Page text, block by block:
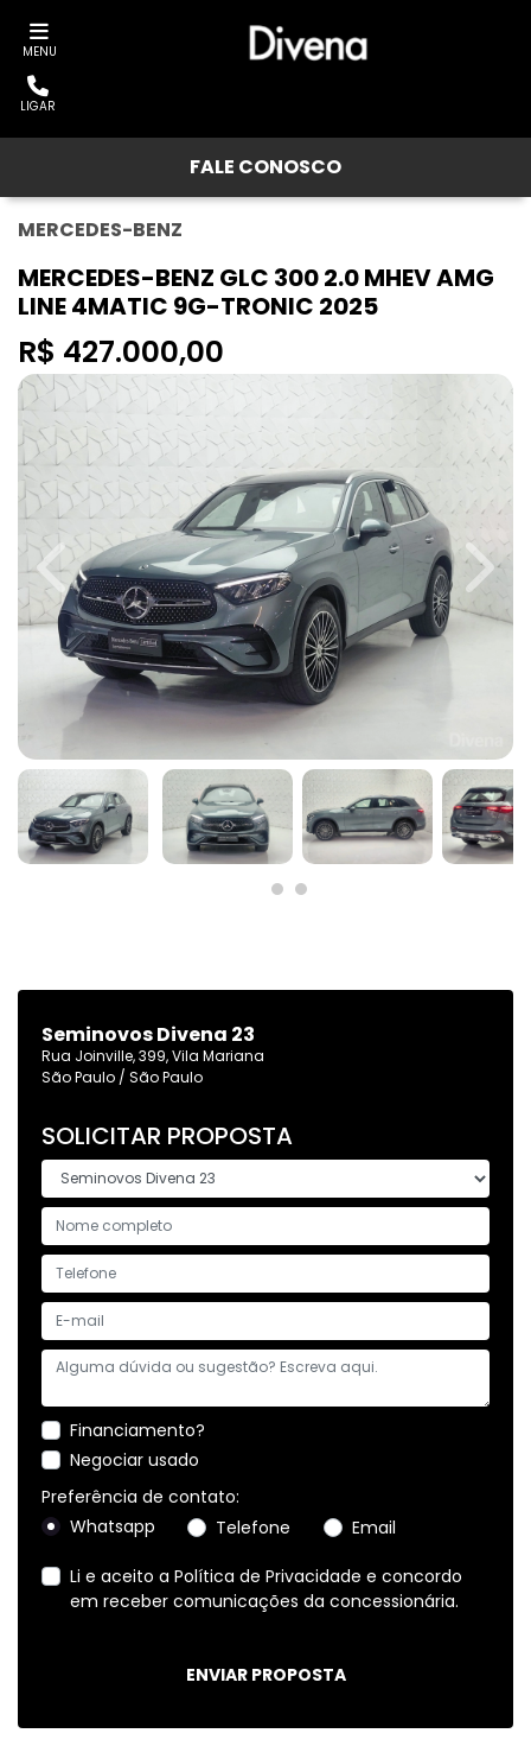
MENU
LIGAR
FALE CONOSCO
MERCEDES-BENZ
MERCEDES-BENZ GLC 300 2.0 MHEV AMG
LINE 4MATIC 9G-TRONIC 2025
R$ 427.000,00
Previous Next
Seminovos Divena 23
Rua Joinville, 399, Vila Mariana
São Paulo / São Paulo
SOLICITAR PROPOSTA
Financiamento?
Negociar usado
Preferência de contato:
Whatsapp
Telefone Email
Li e aceito a Política de Privacidade e concordo
em receber comunicações da concessionária.
ENVIAR PROPOSTA